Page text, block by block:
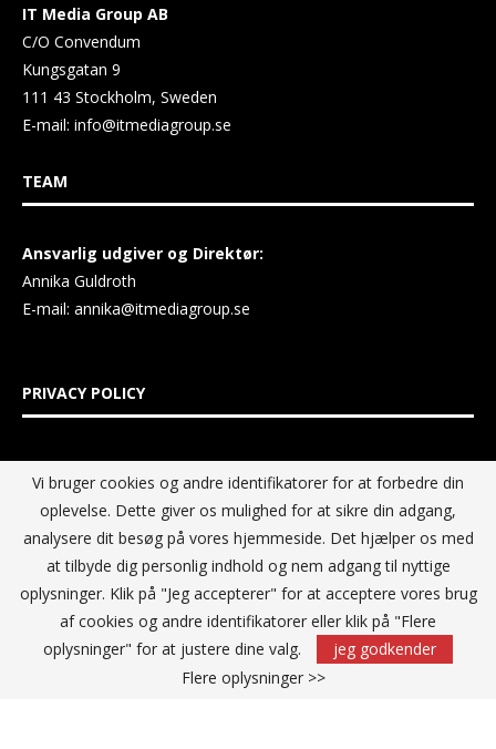
IT Media Group AB
C/O Convendum
Kungsgatan 9
111 43 Stockholm, Sweden
E-mail: info@itmediagroup.se
TEAM
Ansvarlig udgiver og Direktør:
Annika Guldroth
E-mail: annika@itmediagroup.se
PRIVACY POLICY
IT MEDIA GROUP Data Privacy Policy
Vi bruger cookies og andre identifikatorer for at forbedre din
oplevelse. Dette giver os mulighed for at sikre din adgang,
analysere dit besøg på vores hjemmeside. Det hjælper os med
at tilbyde dig personlig indhold og nem adgang til nyttige
oplysninger. Klik på "Jeg accepterer" for at acceptere vores brug
af cookies og andre identifikatorer eller klik på "Flere
oplysninger" for at justere dine valg.
jeg godkender
Flere oplysninger >>